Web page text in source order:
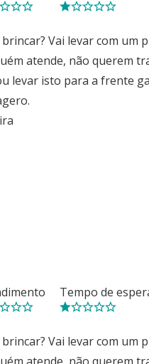
Vai levar com um
atende, não querem
levar isto para a frente
Tempo de
Vai levar com um